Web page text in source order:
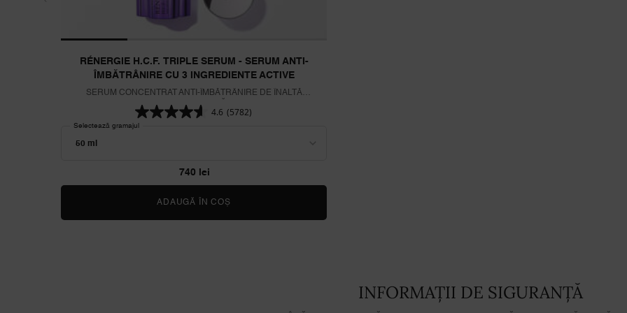
RÉNERGIE H.C.F. TRIPLE SERUM - SERUM ANTI-
ÎMBĂTRÂNIRE CU 3 INGREDIENTE ACTIVE
SERUM CONCENTRAT ANTI-ÎMBĂTRÂNIRE DE ÎNALTĂ
PERFORMANȚĂ
4.6 (5782)
Selectează gramajul
740 lei
ADAUGĂ ÎN COȘ
INFORMAȚII DE SIGURANȚĂ